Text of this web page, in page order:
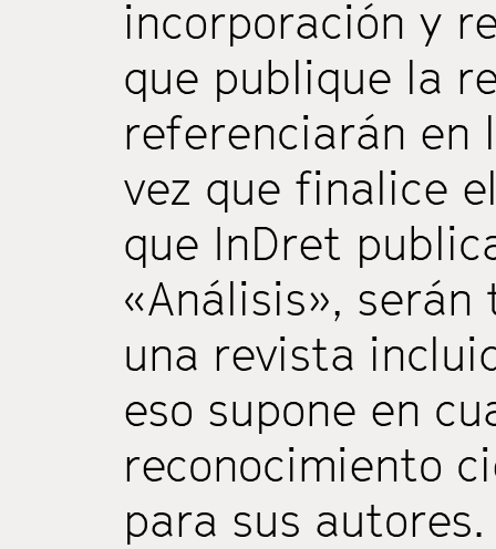
incorporación y
que publique la
referenciarán en
vez que finalice
que InDret
«Análisis»,
una revista
eso supone en
reconocimiento
para sus autores.